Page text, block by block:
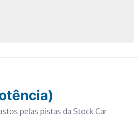
pelas pistas da Stock Car